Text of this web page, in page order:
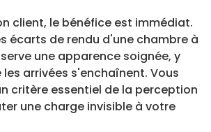
client, le bénéfice est immédiat.
écarts de rendu d'une chambre à
une apparence soignée, y
arrivées s'enchaînent. Vous
critère essentiel de la perception
une charge invisible à votre